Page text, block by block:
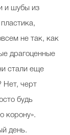
и шубы из
не так, как
драгоценные
стали еще
Нет, черт
будь
корону».
день.